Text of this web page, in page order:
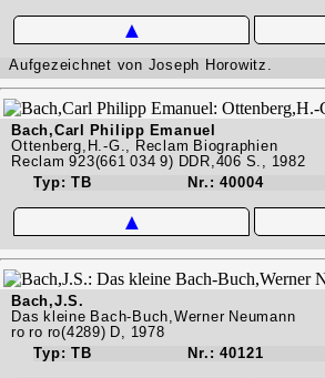
▲
Aufgezeichnet von Joseph Horowitz.
Bach,Carl Philipp Emanuel
Ottenberg,H.-G., Reclam Biographien
Reclam 923(661 034 9) DDR,406 S., 1982
Typ: TB
Nr.: 40004
▲
Bach,J.S.
Das kleine Bach-Buch,Werner Neumann
ro ro ro(4289) D, 1978
Typ: TB
Nr.: 40121